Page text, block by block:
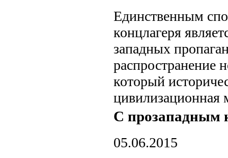
Единственным
концлагеря
западных
распространение
который
цивилизационная
С прозападным
05.06.2015